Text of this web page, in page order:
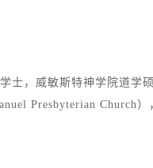
士，威敏斯特神学院道
Presbyterian Church